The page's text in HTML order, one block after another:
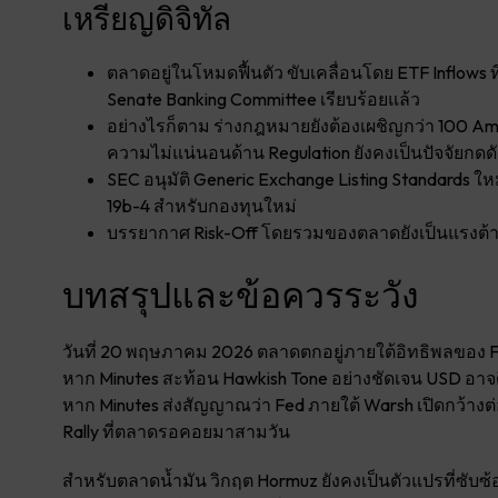
เหรียญดิจิทัล
ตลาดอยู่ในโหมดฟื้นตัว ขับเคลื่อนโดย ETF
Senate Banking Committee เรียบร้อยแล้ว
อย่างไรก็ตาม ร่างกฎหมายยังต้องเผชิญกว่า 100
ความไม่แน่นอนด้าน Regulation ยังคงเป็นปัจจัยกด
SEC อนุมัติ Generic Exchange Listing
19b-4 สำหรับกองทุนใหม่
บรรยากาศ Risk-Off โดยรวมของตลาดยังเป็นแรง
บทสรุปและข้อควรระวัง
วันที่ 20 พฤษภาคม 2026 ตลาดตกอยู่ภายใต้อิทธิพลของ
หาก Minutes สะท้อน Hawkish Tone อย่างชัดเจน
หาก Minutes ส่งสัญญาณว่า Fed ภายใต้ Warsh เปิดกว้า
Rally ที่ตลาดรอคอยมาสามวัน
สำหรับตลาดน้ำมัน วิกฤต Hormuz ยังคงเป็นตัวแปรที่ซับ